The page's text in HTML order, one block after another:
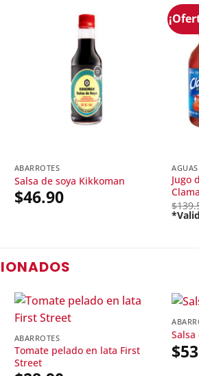
ABARROTES
Salsa de soya Kikkoman
$46.90
Jugo
$
ABARROTES
Tomate pelado en lata First
Street
$